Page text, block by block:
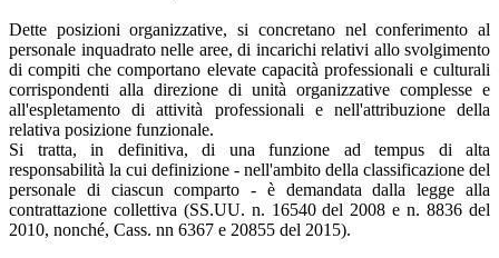
Dette posizioni organizzative, si concretano nel conferimento al
personale inquadrato nelle aree, di incarichi relativi allo svolgimento
di compiti che comportano elevate capacità professionali e culturali
corrispondenti alla direzione di unità organizzative complesse e
all'espletamento di attività professionali e nell'attribuzione della
relativa posizione funzionale.
Si tratta, in definitiva, di una funzione ad tempus di alta
responsabilità la cui definizione - nell'ambito della classificazione del
personale di ciascun comparto - è demandata dalla legge alla
contrattazione collettiva (SS.UU. n. 16540 del 2008 e n. 8836 del
2010, nonché, Cass. nn 6367 e 20855 del 2015).